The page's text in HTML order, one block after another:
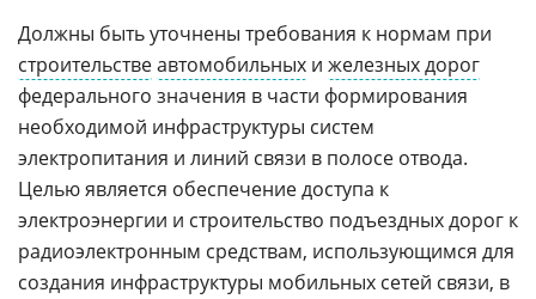
Должны быть уточнены требования к нормам при
строительствеавтомобильных и железных дорог
федерального значения в части формирования
необходимой инфраструктуры систем
электропитания и линий связи в полосе отвода.
Целью является обеспечение доступа к
электроэнергии и строительство подъездных дорог к
радиоэлектронным средствам, использующимся для
создания инфраструктуры мобильных сетей связи, в